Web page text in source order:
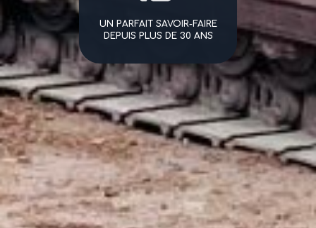
UN PARFAIT SAVOIR-FAIRE
DEPUIS PLUS DE 30 ANS